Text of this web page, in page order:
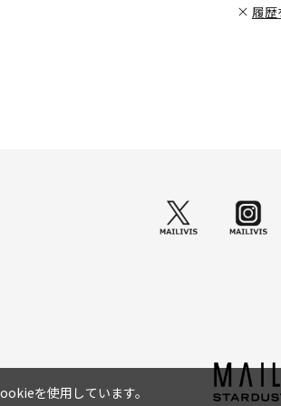
履歴
を使用しています。